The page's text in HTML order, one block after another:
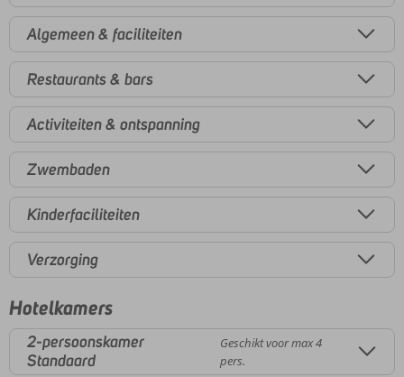
Algemeen & faciliteiten
Restaurants & bars
Activiteiten & ontspanning
Zwembaden
Kinderfaciliteiten
Verzorging
Hotelkamers
2-persoonskamer
Standaard
Geschikt voor max 4
pers.